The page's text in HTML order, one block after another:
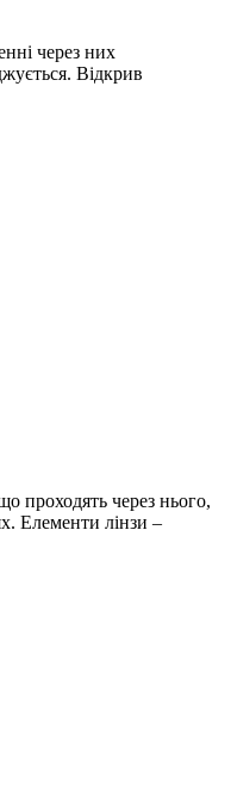
через них
Відкрив
проходять через нього,
Елементи лінзи –